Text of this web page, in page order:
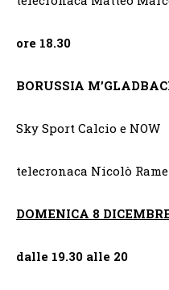
ore 18.30
BORUSSIA
Sky Sport Calcio e NOW
telecronaca Nicolò
DOMENICA 8
dalle 19.30 alle 20